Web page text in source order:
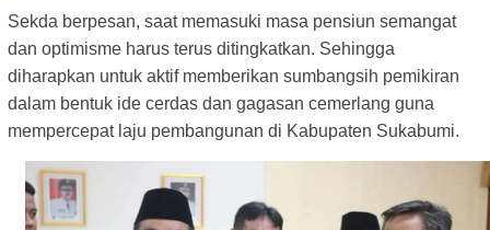
Sekda berpesan, saat memasuki masa pensiun semangat
dan optimisme harus terus ditingkatkan. Sehingga
diharapkan untuk aktif memberikan sumbangsih pemikiran
dalam bentuk ide cerdas dan gagasan cemerlang guna
mempercepat laju pembangunan di Kabupaten Sukabumi.